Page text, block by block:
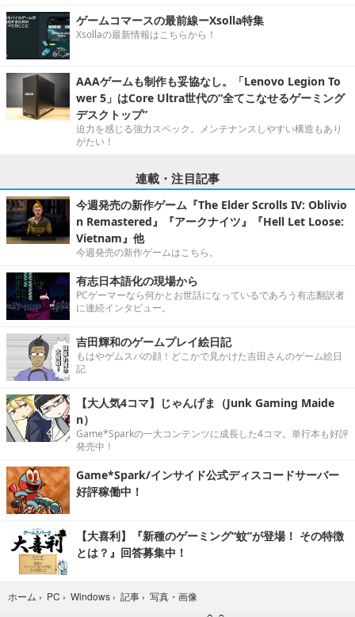
ゲームコマースの最前線ーXsolla特集
Xsollaの最新情報はこちらから！
AAAゲームも制作も妥協なし。「Lenovo Legion To
wer 5」はCore Ultra世代の“全てこなせるゲーミング
デスクトップ”
迫力を感じる強力スペック。メンテナンスしやすい構造もあり
がたい！
連載・注目記事
今週発売の新作ゲーム『The Elder Scrolls IV: Oblivio
n Remastered』『アークナイツ』『Hell Let Loose:
Vietnam』他
今週発売の新作ゲームはこちら。
有志日本語化の現場から
PCゲーマーなら何かとお世話になっているであろう有志翻訳者
に連続インタビュー。
吉田輝和のゲームプレイ絵日記
もはやゲムスパの顔！どこかで見かけた吉田さんのゲーム絵日
記
【大人気4コマ】じゃんげま（Junk Gaming Maide
n）
Game*Sparkの一大コンテンツに成長した4コマ。単行本も好評
発売中！
Game*Spark/インサイド公式ディスコードサーバー
好評稼働中！
【大喜利】『新種のゲーミング“蚊”が登場！ その特徴
とは？』回答募集中！
ホーム › PC › Windows › 記事 › 写真・画像